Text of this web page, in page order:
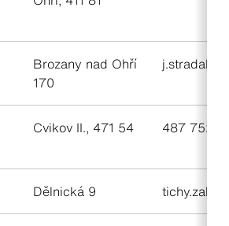
Brozany nad Ohří
170
Cvikov II., 471 54 487 752
Dělnická 9